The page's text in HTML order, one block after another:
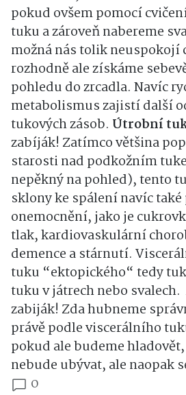
pokud ovšem pomocí
tuku a zároveň nabereme
možná nás tolik neuspokojí
rozhodně ale získáme
pohledu do zrcadla. Navíc
metabolismus zajistí další
tukových zásob. Útrobní
zabíják! Zatímco většina
starosti nad podkožním
nepěkný na pohled), tento
sklony ke spálení navíc
onemocnění, jako je
tlak, kardiovaskulární
demence a stárnutí.
tuku “ektopického“ tedy
tuku v játrech nebo
zabiják! Zda hubneme
právě podle viscerálního
pokud ale budeme
nebude ubývat, ale naopak
0